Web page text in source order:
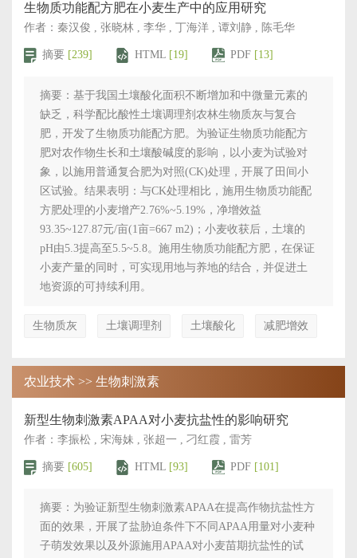
生物质功能配方肥在小麦生产中的应用研究
作者：秦汉俊 , 张晓林 , 李华 , 丁海洋 , 谭刘静 , 陈毛华
摘要 [239] HTML [19] PDF [13]
摘要：基于我国土壤酸化面积不断增加和中微量元素的
缺乏，科学配比酸性土壤调理剂农林生物质灰与复合
肥，开发了生物质功能配方肥。为验证生物质功能配方
肥对农作物生长和土壤酸碱度的影响，以小麦为试验对
象，以施用普通复合肥为对照(CK)处理，开展了田间小
区试验。结果表明：与CK处理相比，施用生物质功能配
方肥处理的小麦增产2.76%~5.19%，净增效益
93.35~127.87元/亩(1亩=667 m2)；小麦收获后，土壤的
pH由5.3提高至5.5~5.8。施用生物质功能配方肥，在保证
小麦产量的同时，可实现用地与养地的结合，并促进土
地资源的可持续利用。
生物质灰 土壤调理剂 土壤酸化 减肥增效
农业技术 >> 生物刺激素
新型生物刺激素APAA对小麦抗盐性的影响研究
作者：李振松 , 宋海妹 , 张超一 , 刁红霞 , 雷芳
摘要 [605] HTML [93] PDF [101]
摘要：为验证新型生物刺激素APAA在提高作物抗盐性方
面的效果，开展了盐胁迫条件下不同APAA用量对小麦种
子萌发效果以及外源施用APAA对小麦苗期抗盐性的试